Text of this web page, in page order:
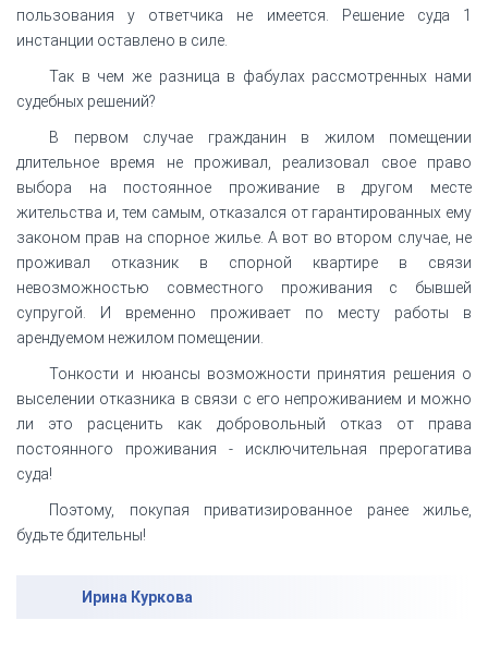
пользования у ответчика не имеется. Решение суда 1
инстанции оставлено в силе.
Так в чем же разница в фабулах рассмотренных нами
судебных решений?
В первом случае гражданин в жилом помещении
длительное время не проживал, реализовал свое право
выбора на постоянное проживание в другом месте
жительства и, тем самым, отказался от гарантированных ему
законом прав на спорное жилье. А вот во втором случае, не
проживал отказник в спорной квартире в связи
невозможностью совместного проживания с бывшей
супругой. И временно проживает по месту работы в
арендуемом нежилом помещении.
Тонкости и нюансы возможности принятия решения о
выселении отказника в связи с его непроживанием и можно
ли это расценить как добровольный отказ от права
постоянного проживания - исключительная прерогатива
суда!
Поэтому, покупая приватизированное ранее жилье,
будьте бдительны!
Ирина Куркова